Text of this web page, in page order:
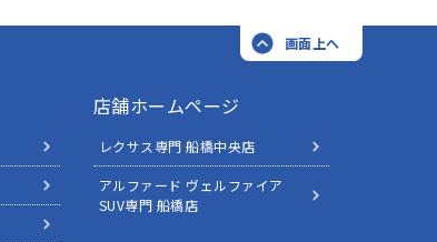
画面上へ
店舗ホームページ
レクサス専門 船橋中央店
アルファード ヴェルファイア
SUV専門 船橋店